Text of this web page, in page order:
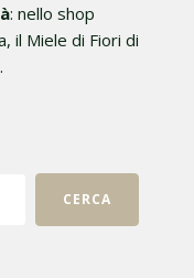
CERCA
: nello shop
il Miele di Fiori di